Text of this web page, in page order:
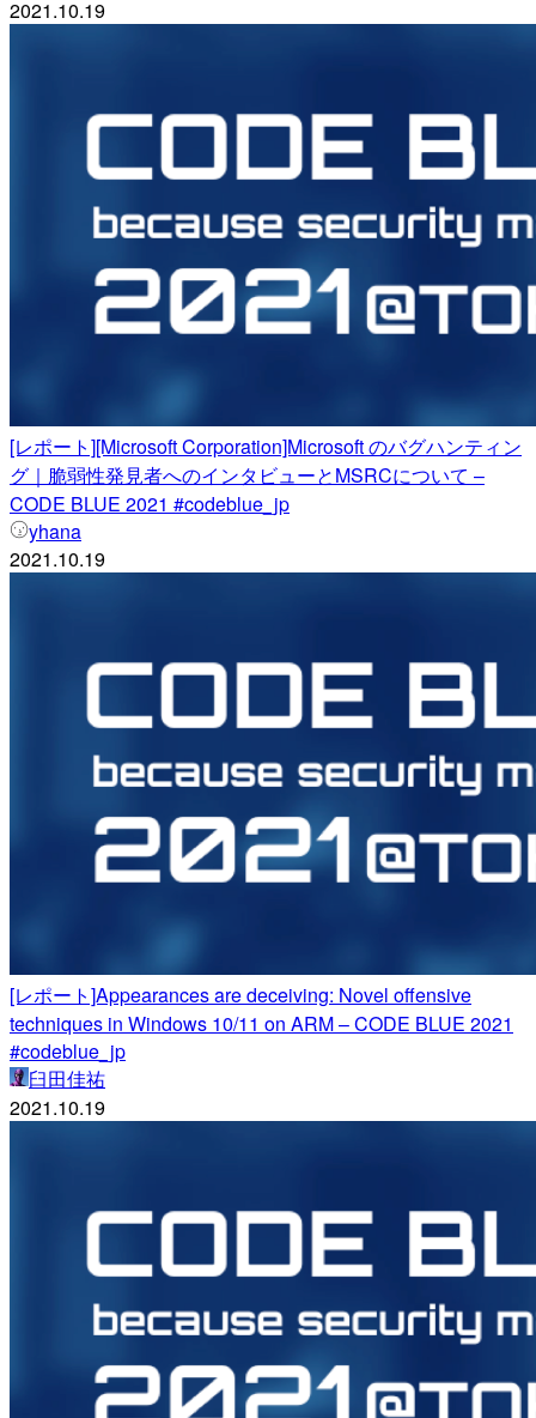
2021.10.19
[レポート][Microsoft Corporation]Microsoft のバグハンティン
グ｜脆弱性発見者へのインタビューとMSRCについて –
CODE BLUE 2021 #codeblue_jp
yhana
2021.10.19
[レポート]Appearances are deceiving: Novel offensive
techniques in Windows 10/11 on ARM – CODE BLUE 2021
#codeblue_jp
臼田佳祐
2021.10.19